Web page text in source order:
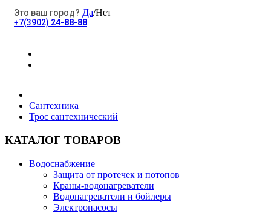
Электротовары
Хозяйственные товары
Строительные товары
Это ваш город? Да/Нет
+7(3902) 24-88-88
Сантехника
Трос сантехнический
КАТАЛОГ ТОВАРОВ
Водоснабжение
Защита от протечек и потопов
Краны-водонагреватели
Водонагреватели и бойлеры
Электронасосы